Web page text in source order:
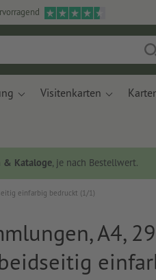
Visitenkarten
& Kataloge, je nach Bestellwert.
einfarbig bedruckt (1/1)
A4,